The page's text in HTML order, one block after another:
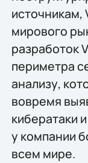
источникам,
мирового
разработок
периметра
анализу,
вовремя
кибератаки
у компании
всем мире.